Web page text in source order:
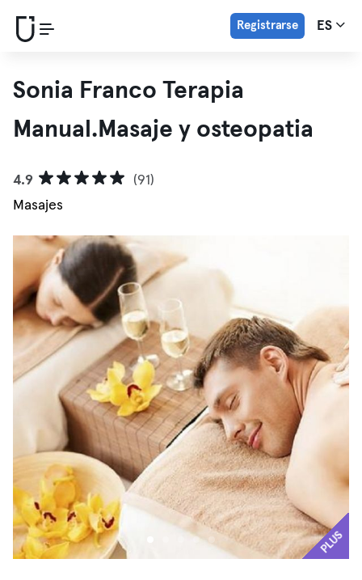
Registrarse ES
Sonia Franco Terapia
Manual.Masaje y osteopatia
4.9
(91)
Masajes
PLUS